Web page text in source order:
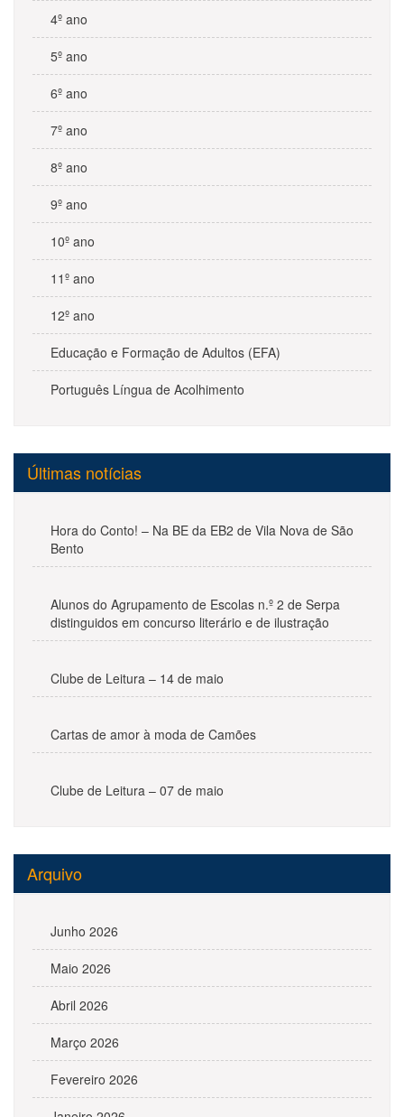
4º ano
5º ano
6º ano
7º ano
8º ano
9º ano
10º ano
11º ano
12º ano
Educação e Formação de Adultos (EFA)
Português Língua de Acolhimento
Últimas notícias
Hora do Conto! – Na BE da EB2 de Vila Nova de São
Bento
Alunos do Agrupamento de Escolas n.º 2 de Serpa
distinguidos em concurso literário e de ilustração
Clube de Leitura – 14 de maio
Cartas de amor à moda de Camões
Clube de Leitura – 07 de maio
Arquivo
Junho 2026
Maio 2026
Abril 2026
Março 2026
Fevereiro 2026